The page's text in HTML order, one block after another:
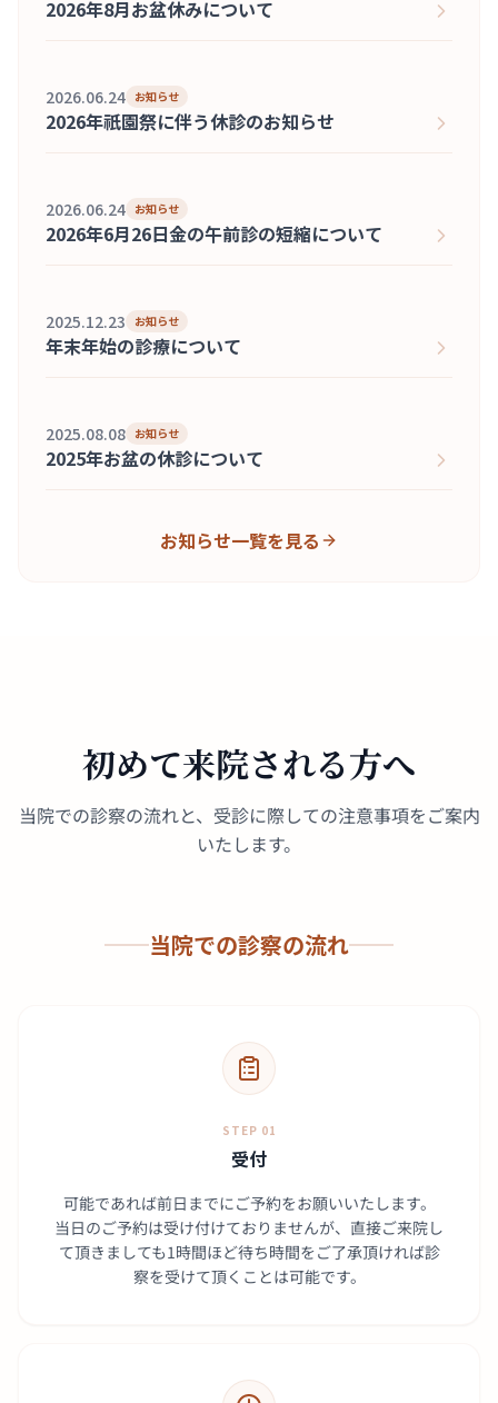
2026年8月お盆休みについて
2026.06.24 お知らせ
2026年祇園祭に伴う休診のお知らせ
2026.06.24 お知らせ
2026年6月26日金の午前診の短縮について
2025.12.23 お知らせ
年末年始の診療について
2025.08.08 お知らせ
2025年お盆の休診について
お知らせ一覧を見る
初めて来院される方へ
当院での診察の流れと、受診に際しての注意事項をご案内
いたします。
当院での診察の流れ
STEP 01
受付
可能であれば前日までにご予約をお願いいたします。
当日のご予約は受け付けておりませんが、直接ご来院し
て頂きましても1時間ほど待ち時間をご了承頂ければ診
察を受けて頂くことは可能です。